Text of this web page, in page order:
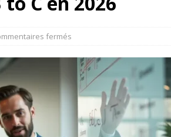
fermés